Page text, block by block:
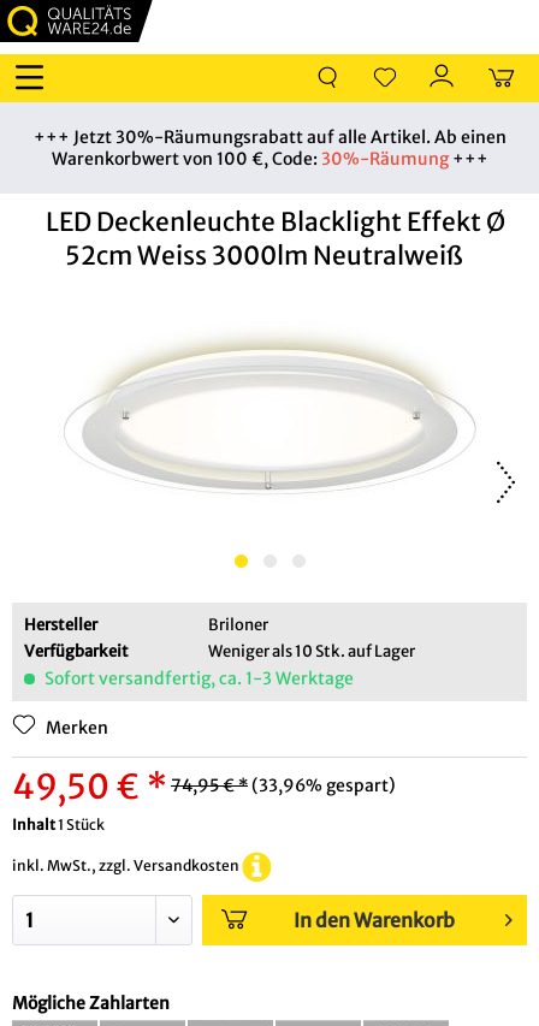
+++ Jetzt 30%-Räumungsrabatt auf alle Artikel. Ab einen
Warenkorbwert von 100 €, Code: 30%-Räumung+++
LED Deckenleuchte Blacklight Effekt Ø
52cm Weiss 3000lm Neutralweiß
Hersteller
Briloner
Verfügbarkeit
Weniger als 10 Stk. auf Lager
Sofort versandfertig, ca. 1-3 Werktage
Merken
49,50 € * 74,95 € *(33,96% gespart)
Inhalt1 Stück
inkl. MwSt., zzgl. Versandkosten
In den Warenkorb
Mögliche Zahlarten